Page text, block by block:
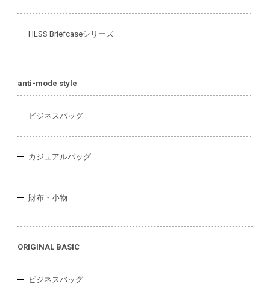
HLSS Briefcaseシリーズ
anti-mode style
ビジネスバッグ
カジュアルバッグ
財布・小物
ORIGINAL BASIC
ビジネスバッグ